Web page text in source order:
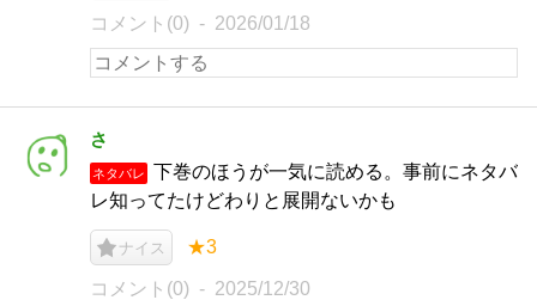
コメント(0) 2026/01/18
さ
ネタバレ
下巻のほうが一気に読める。事前にネタバ
レ知ってたけどわりと展開ないかも
ナイス ★3
コメント(0) 2025/12/30